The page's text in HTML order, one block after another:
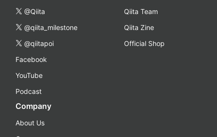
@Qiita
@qiita_milestone
@qiitapoi
Facebook
YouTube
Podcast
Qiita Team
Qiita Zine
Official Shop
Company
About Us